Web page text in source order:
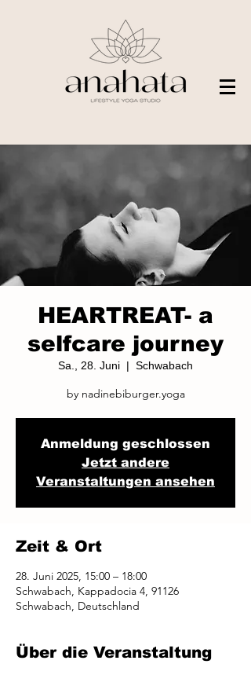
HEARTREAT- a
selfcare journey
Sa., 28. Juni
  |
Schwabach
by nadinebiburger.yoga
Anmeldung geschlossen
Jetzt andere
Veranstaltungen ansehen
Zeit & Ort
28. Juni 2025, 15:00 – 18:00
Schwabach, Kappadocia 4, 91126
Schwabach, Deutschland
Über die Veranstaltung